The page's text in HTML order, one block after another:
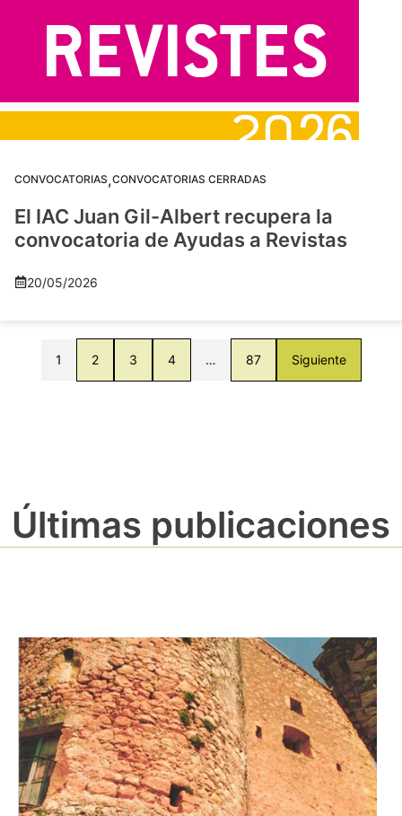
CONVOCATORIAS,CONVOCATORIAS CERRADAS
El IAC Juan Gil-Albert recupera la
convocatoria de Ayudas a Revistas
20/05/2026
1 2 3 4 … 87 Siguiente
Últimas publicaciones